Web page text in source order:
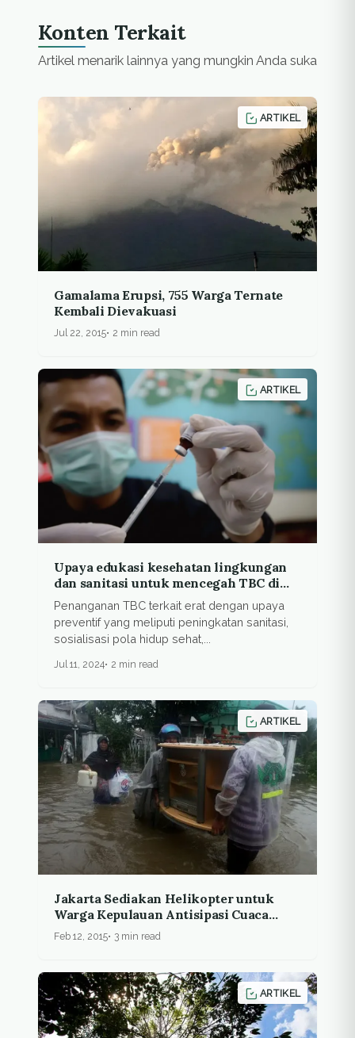
(Spizaetus bartelsi)
dan mencari
sarangnya. Ia pernah
penangkap elang…
Konten Terkait
Artikel menarik lainnya yang mungkin Anda suka
ARTIKEL
Gamalama Erupsi, 755 Warga Ternate
Kembali Dievakuasi
Jul 22, 2015 2 min read
ARTIKEL
Upaya edukasi kesehatan lingkungan
dan sanitasi untuk mencegah TBC di
Kota Bandung
Penanganan TBC terkait erat dengan upaya
preventif yang meliputi peningkatan sanitasi,
sosialisasi pola hidup sehat,...
Jul 11, 2024 2 min read
ARTIKEL
Jakarta Sediakan Helikopter untuk
Warga Kepulauan Antisipasi Cuaca
Ekstrem
Feb 12, 2015 3 min read
ARTIKEL